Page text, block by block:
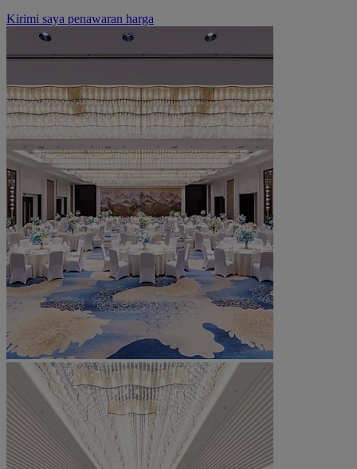
Kirimi saya penawaran harga